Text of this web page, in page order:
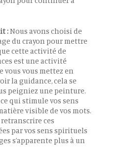
:Nous avons choisi de
du crayon pour mettre
cette activité de
est une activité
vous vous mettez en
la guidance, cela se
peigniez une peinture.
qui stimule vos sens
visible de vos mots.
ces
par vos sens spirituels
s’apparente plus à un